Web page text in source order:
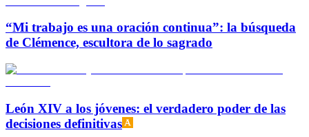
“Mi trabajo es una oración continua”: la búsqueda
de Clémence, escultora de lo sagrado
León XIV a los jóvenes: el verdadero poder de las
decisiones definitivas